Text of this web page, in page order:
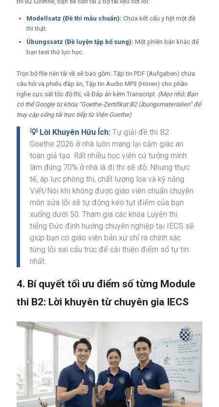
Modellsatz (Đề thi mẫu chuẩn): Chứa kết cấu y hệt một đề
thì thật.
Übungssatz (Đề luyện tập bổ sung): Một phiên bản khác để
bạn test thử lực học.
Trọn bộ file nén tải về sẽ bao gồm: Tập tin PDF (Aufgaben) chứa
câu hỏi và phiếu đáp án, Tập tin Audio MP3 (Hören) cho phần
nghe cực sát tốc độ thi, và Đáp án kèm Transcript. (Mẹo nhỏ: Bạn
có thể Google từ khóa “Goethe-Zertifikat B2 Übungsmaterialien” để
truy cập cổng tải trực tiếp từ Viện Goethe)
💡 Lời Khuyên Hữu Ích:Tự giải đề thi B2
Goethe 2026 ở nhà luôn mang lại cảm giác an
toàn giả tạo. Rất nhiều học viên cứ tưởng mình
làm đúng 70% ở nhà là đi thi sẽ đỗ. Nhưng thực
tế, áp lực phòng thi, chất lượng loa và kỹ năng
Viết/Nói khi không được giáo viên chuẩn chuyên
môn sửa lỗi sẽ tự động kéo tụt điểm của bạn
xuống dưới 50. Tham gia các khóa Luyện thi
tiếng Đức định hướng chuyên nghiệp tại IECS sẽ
giúp bạn có giáo viên bản xứ chỉ ra chính xác
từng lỗi sai cấu trúc để cải thiện điểm số tự tin
nhất.
4. Bí quyết tối ưu điểm số từng Module
thi B2: Lời khuyên từ chuyên gia IECS